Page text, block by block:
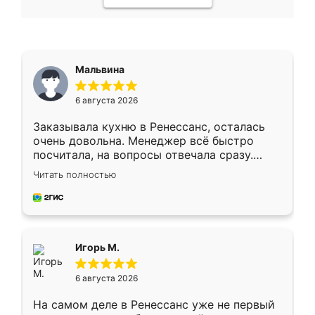
Мальвина
6 августа 2026
Заказывала кухню в Ренессанс, осталась
очень довольна. Менеджер всё быстро
посчитала, на вопросы отвечала сразу.
Замерщик приехал в субботу, подошёл к
делу со всей ответственностью. Собрали
за день, ребята работали аккуратно, даже
Читать полностью
Игорь М.
6 августа 2026
На самом деле в Ренессанс уже не первый